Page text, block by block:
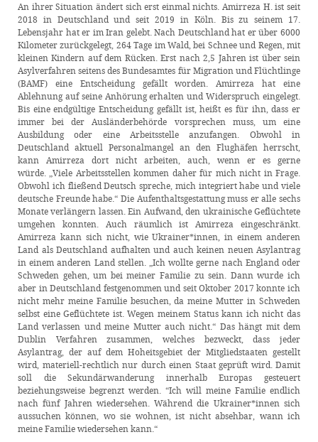
An ihrer Situation ändert sich erst einmal nichts. Amirreza H. ist seit
2018 in Deutschland und seit 2019 in Köln. Bis zu seinem 17.
Lebensjahr hat er im Iran gelebt. Nach Deutschland hat er über 6000
Kilometer zurückgelegt, 264 Tage im Wald, bei Schnee und Regen, mit
kleinen Kindern auf dem Rücken. Erst nach 2,5 Jahren ist über sein
Asylverfahren seitens des Bundesamtes für Migration und Flüchtlinge
(BAMF) eine Entscheidung gefällt worden. Amirreza hat eine
Ablehnung auf seine Anhörung erhalten und Widerspruch eingelegt.
Bis eine endgültige Entscheidung gefällt ist, heißt es für ihn, dass er
immer bei der Ausländerbehörde vorsprechen muss, um eine
Ausbildung oder eine Arbeitsstelle anzufangen. Obwohl in
Deutschland aktuell Personalmangel an den Flughäfen herrscht,
kann Amirreza dort nicht arbeiten, auch, wenn er es gerne
würde. „Viele Arbeitsstellen kommen daher für mich nicht in Frage.
Obwohl ich fließend Deutsch spreche, mich integriert habe und viele
deutsche Freunde habe.“ Die Aufenthaltsgestattung muss er alle sechs
Monate verlängern lassen. Ein Aufwand, den ukrainische Geflüchtete
umgehen konnten. Auch räumlich ist Amirreza eingeschränkt.
Amirreza kann sich nicht, wie Ukrainer*innen, in einem anderen
Land als Deutschland aufhalten und auch keinen neuen Asylantrag
in einem anderen Land stellen. „Ich wollte gerne nach England oder
Schweden gehen, um bei meiner Familie zu sein. Dann wurde ich
aber in Deutschland festgenommen und seit Oktober 2017 konnte ich
nicht mehr meine Familie besuchen, da meine Mutter in Schweden
selbst eine Geflüchtete ist. Wegen meinem Status kann ich nicht das
Land verlassen und meine Mutter auch nicht.“ Das hängt mit dem
Dublin Verfahren zusammen, welches bezweckt, dass jeder
Asylantrag, der auf dem Hoheitsgebiet der Mitgliedstaaten gestellt
wird, materiell-rechtlich nur durch einen Staat geprüft wird. Damit
soll die Sekundärwanderung innerhalb Europas gesteuert
beziehungsweise begrenzt werden. “Ich will meine Familie endlich
nach fünf Jahren wiedersehen. Während die Ukrainer*innen sich
aussuchen können, wo sie wohnen, ist nicht absehbar, wann ich
meine Familie wiedersehen kann.“